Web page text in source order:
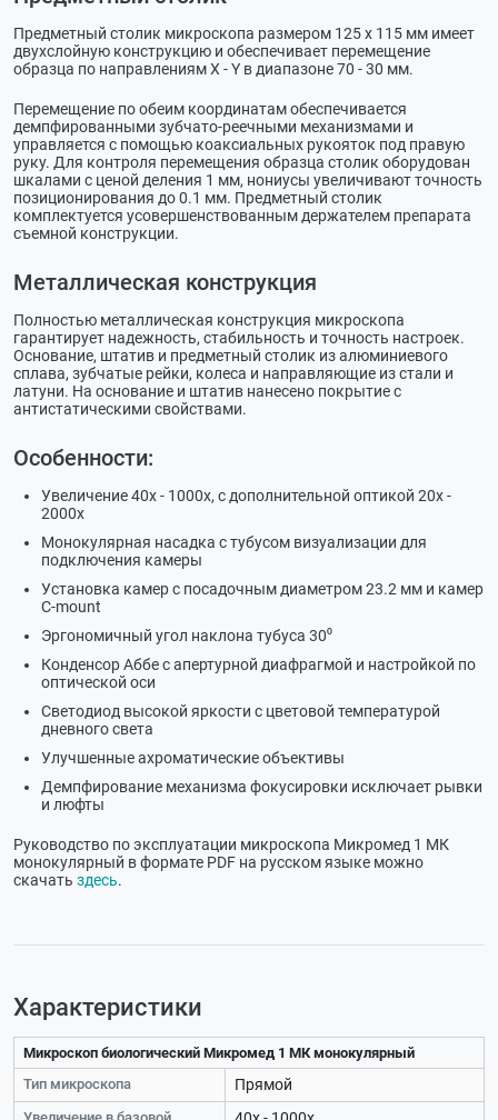
Предметный столик микроскопа размером 125 х 115 мм имеет
двухслойную конструкцию и обеспечивает перемещение
образца по направлениям X - Y в диапазоне 70 - 30 мм.
Перемещение по обеим координатам обеспечивается
демпфированными зубчато-реечными механизмами и
управляется с помощью коаксиальных рукояток под правую
руку. Для контроля перемещения образца столик оборудован
шкалами с ценой деления 1 мм, нониусы увеличивают точность
позиционирования до 0.1 мм. Предметный столик
комплектуется усовершенствованным держателем препарата
съемной конструкции.
Металлическая конструкция
Полностью металлическая конструкция микроскопа
гарантирует надежность, стабильность и точность настроек.
Основание, штатив и предметный столик из алюминиевого
сплава, зубчатые рейки, колеса и направляющие из стали и
латуни. На основание и штатив нанесено покрытие с
антистатическими свойствами.
Особенности:
Увеличение 40х - 1000х, с дополнительной оптикой 20х -
2000х
Монокулярная насадка с тубусом визуализации для
подключения камеры
Установка камер с посадочным диаметром 23.2 мм и камер
C-mount
Эргономичный угол наклона тубуса 30⁰
Конденсор Аббе с апертурной диафрагмой и настройкой по
оптической оси
Светодиод высокой яркости с цветовой температурой
дневного света
Улучшенные ахроматические объективы
Демпфирование механизма фокусировки исключает рывки
и люфты
Руководство по эксплуатации микроскопа Микромед 1 МК
монокулярный в формате PDF на русском языке можно
скачать здесь.
Характеристики
Микроскоп биологический Микромед 1 МК монокулярный
Тип микроскопа
Прямой